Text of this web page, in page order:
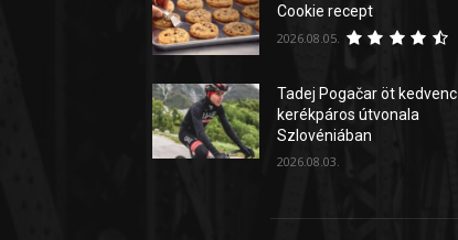
Cookie recept
2026.08.05.
Tadej Pogačar öt kedvenc
kerékpáros útvonala
Szlovéniában
2026.08.03.